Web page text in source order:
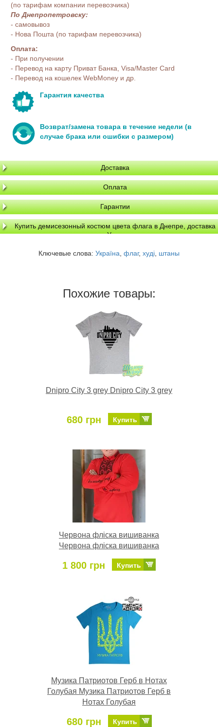
(по тарифам компании перевозчика)
По Днепропетровску:
- самовывоз
- Нова Пошта (по тарифам перевозчика)
Оплата:
- При получении
- Перевод на карту Приват Банка, Visa/Master Card
- Перевод на кошелек WebMoney и др.
Гарантия качества
Возврат/замена товара в течение недели (в
случае брака или ошибки с размером)
Доставка
Оплата
Гарантии
Купить демисезонный костюм цвета флага в Днепре, доставка
по Украине
Ключевые слова: Україна, флаг, худі, штаны
Похожие товары:
Dnipro City 3 grey Dnipro City 3 grey
680 грн Купить
Червона фліска вишиванка
Червона фліска вишиванка
1 800 грн Купить
Музика Патриотов Герб в Нотах
Голубая Музика Патриотов Герб в
Нотах Голубая
680 грн Купить